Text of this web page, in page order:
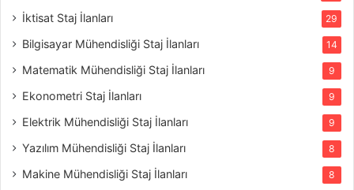
İktisat Staj İlanları 29
Bilgisayar Mühendisliği Staj İlanları 14
Matematik Mühendisliği Staj İlanları 9
Ekonometri Staj İlanları 9
Elektrik Mühendisliği Staj İlanları 9
Yazılım Mühendisliği Staj İlanları 8
Makine Mühendisliği Staj İlanları 8